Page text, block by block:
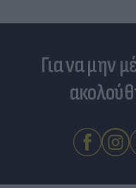
Για να μην